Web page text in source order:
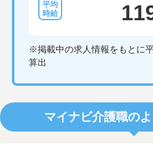
※掲載中の求人情報をもとに
算出
マイナビ介護職の